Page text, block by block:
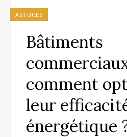
ASTUCES
Bâtiments
comment
leur
énergétique